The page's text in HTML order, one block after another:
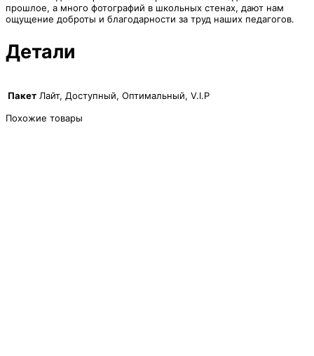
прошлое, а много фотографий в школьных стенах, дают нам
ощущение доброты и благодарности за труд наших педагогов.
Детали
Пакет Лайт, Доступный, Оптимальный, V.I.P
Похожие товары